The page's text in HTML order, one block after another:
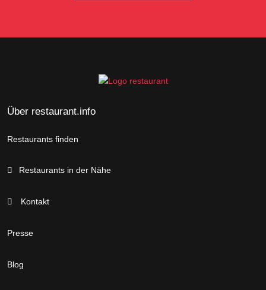
Über restaurant.info
Restaurants finden
Restaurants in der Nähe
Kontakt
Presse
Blog